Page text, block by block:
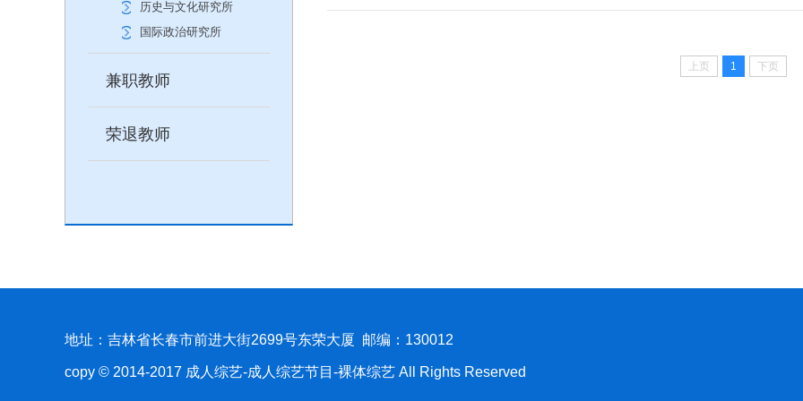
历史与文化研究所
国际政治研究所
兼职教师
荣退教师
上页 1 下页
地址：吉林省长春市前进大街2699号东荣大厦 邮编：130012
copy © 2014-2017 成人综艺-成人综艺节目-裸体综艺 All Rights Reserved